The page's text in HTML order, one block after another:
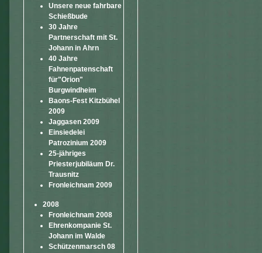
Unsere neue fahrbare
Schießbude
30 Jahre
Partnerschaft mit St.
Johann in Ahrn
40 Jahre
Fahnenpatenschaft
für"Orion"
Burgwindheim
Baons-Fest Kitzbühel
2009
Jaggasen 2009
Einsiedelei
Patrozinium 2009
25-jähriges
Priesterjubiläum Dr.
Trausnitz
Fronleichnam 2009
2008
Fronleichnam 2008
Ehrenkompanie St.
Johann im Walde
Schützenmarsch 08